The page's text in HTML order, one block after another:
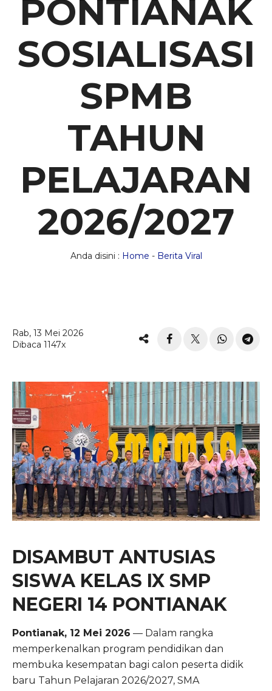
PONTIANAK
SOSIALISASI
SPMB
TAHUN
PELAJARAN
2026/2027
Anda disini : Home - Berita Viral
Rab, 13 Mei 2026
Dibaca 1147x
DISAMBUT ANTUSIAS
SISWA KELAS IX SMP
NEGERI 14 PONTIANAK
Pontianak, 12 Mei 2026 — Dalam rangka
memperkenalkan program pendidikan dan
membuka kesempatan bagi calon peserta didik
baru Tahun Pelajaran 2026/2027, SMA